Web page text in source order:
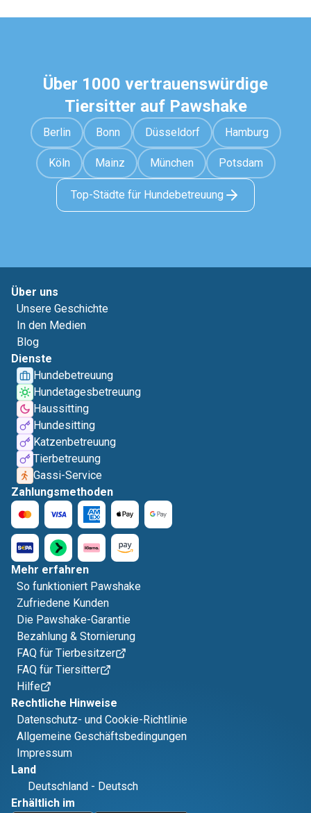
Über 1000 vertrauenswürdige
Tiersitter auf Pawshake
Berlin Bonn Düsseldorf Hamburg
Köln Mainz München Potsdam
Top-Städte für Hundebetreuung
Über uns
Unsere Geschichte
In den Medien
Blog
Dienste
Hundebetreuung
Hundetagesbetreuung
Haussitting
Hundesitting
Katzenbetreuung
Tierbetreuung
Gassi-Service
Zahlungsmethoden
Mehr erfahren
So funktioniert Pawshake
Zufriedene Kunden
Die Pawshake-Garantie
Bezahlung & Stornierung
FAQ für Tierbesitzer
FAQ für Tiersitter
Hilfe
Rechtliche Hinweise
Datenschutz- und Cookie-Richtlinie
Allgemeine Geschäftsbedingungen
Impressum
Land
Deutschland - Deutsch
Erhältlich im